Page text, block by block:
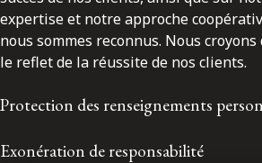
expertise et notre approche
nous sommes reconnus. Nous
le reflet de la réussite de nos clients.
Protection des renseignements
Exonération de responsabilité